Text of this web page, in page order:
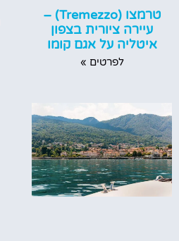
טרמצו (Tremezzo) –
עיירה ציורית בצפון
איטליה על אגם קומו
לפרטים »